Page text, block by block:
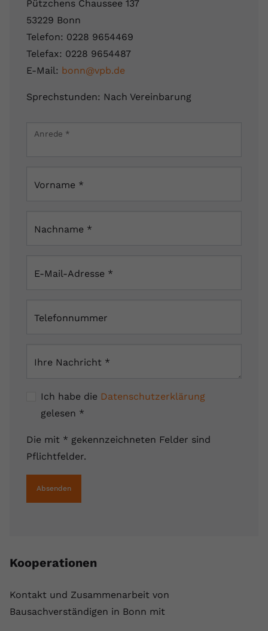
Pützchens Chaussee 137
53229 Bonn
Telefon: 0228 9654469
Telefax: 0228 9654487
E-Mail: bonn@vpb.de
Sprechstunden: Nach Vereinbarung
Pützchens Chaussee 137, 53229 Bonn, Deutschland
Anrede *
Vorname *
Nachname *
E-Mail-Adresse *
Telefonnummer
Ihre Nachricht *
Ich habe die Datenschutzerklärung
gelesen *
Die mit * gekennzeichneten Felder sind
Pflichtfelder.
Absenden
Kooperationen
Kontakt und Zusammenarbeit von
Bausachverständigen in Bonn mit